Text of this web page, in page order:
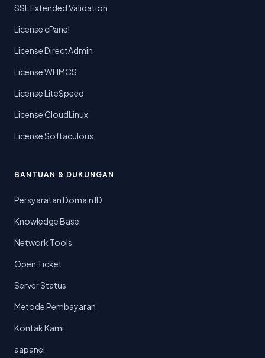
SSL Extended Validation
License cPanel
License DirectAdmin
License WHMCS
License LiteSpeed
License CloudLinux
License Softaculous
BANTUAN & DUKUNGAN
Persyaratan Domain ID
Knowledge Base
Network Tools
Open Ticket
Server Status
Metode Pembayaran
Kontak Kami
aapanel